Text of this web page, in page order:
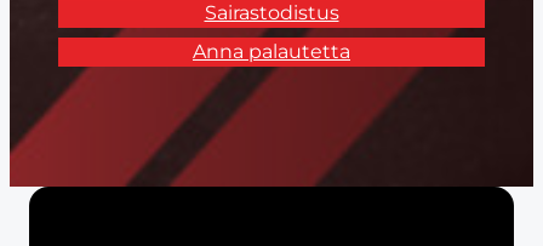
Sairastodistus
Anna palautetta